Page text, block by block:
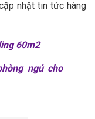
nhật tin tức hàng
60m2
ngủ cho